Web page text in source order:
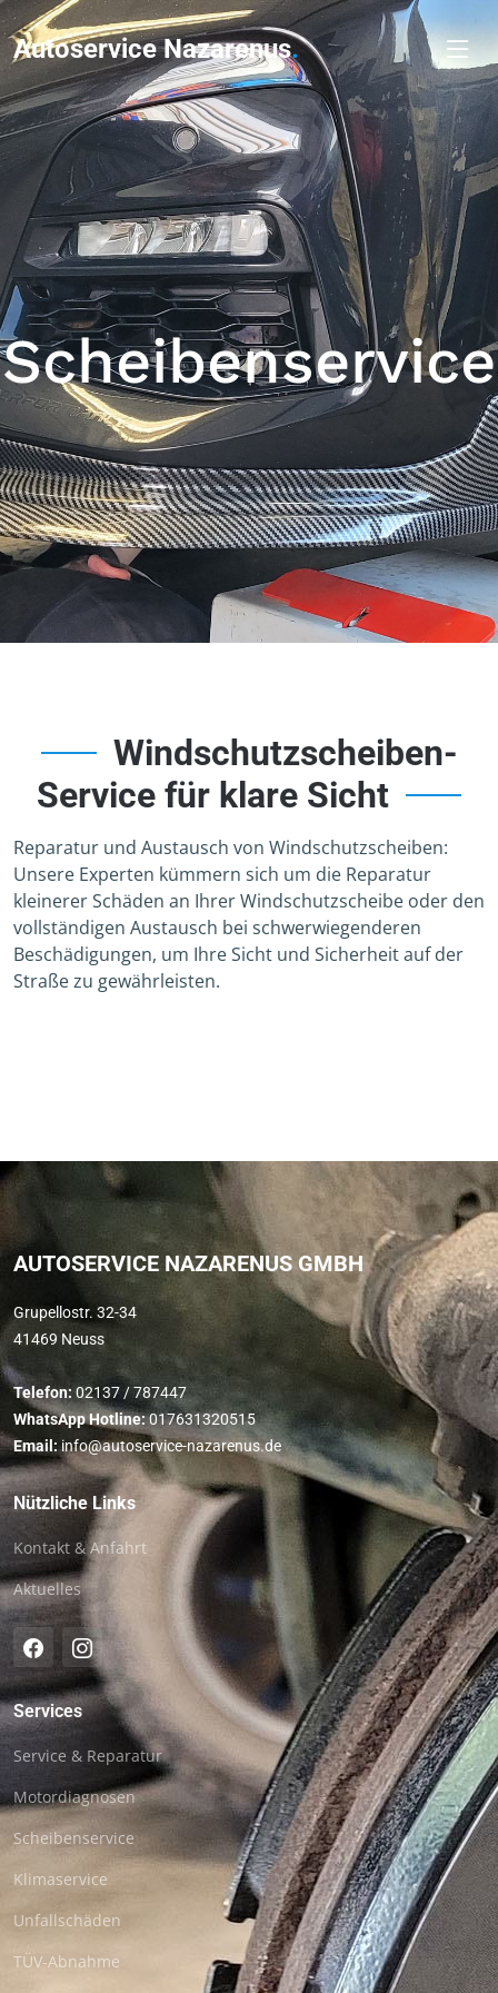
Scheibenservice
Windschutzscheiben-
Service für klare Sicht
Reparatur und Austausch von Windschutzscheiben:
Unsere Experten kümmern sich um die Reparatur
kleinerer Schäden an Ihrer Windschutzscheibe oder den
vollständigen Austausch bei schwerwiegenderen
Beschädigungen, um Ihre Sicht und Sicherheit auf der
Straße zu gewährleisten.
AUTOSERVICE NAZARENUS GMBH
Grupellostr. 32-34
41469 Neuss
Telefon: 02137 / 787447
WhatsApp Hotline:017631320515
Email:info@autoservice-nazarenus.de
Nützliche Links
Kontakt & Anfahrt
Aktuelles
Services
Service & Reparatur
Motordiagnosen
Scheibenservice
Klimaservice
Unfallschäden
TÜV-Abnahme
Autoservice Nazarenus.